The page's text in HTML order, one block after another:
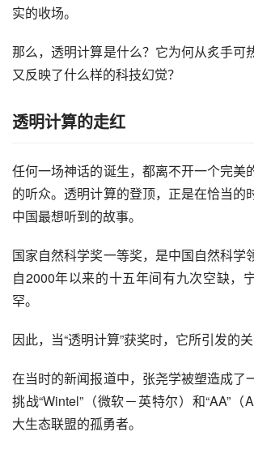
实的收场。
那么，透明计算是什么？它为何从炙手可
又反映了什么样的科技幻觉？
透明计算的走红
任何一场神话的诞生，都离不开一个完美
的听众。透明计算的登顶，正是在恰当的
中国最想听到的故事。
国家自然科学奖一等奖，是中国自然科学
自2000年以来的十五年间有九次空缺，
罕。
因此，当“透明计算”获奖时，它所引发的关
在当时的新闻报道中，张尧学被塑造成了
挑战“Wintel”（微软－英特尔）和“AA”（
大生态联盟的孤勇者。